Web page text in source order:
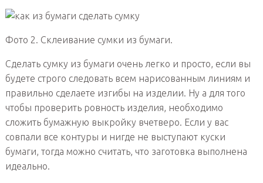
Фото 2. Склеивание сумки из бумаги.
Сделать сумку из бумаги очень легко и просто, если вы
будете строго следовать всем нарисованным линиям и
правильно сделаете изгибы на изделии. Ну а для того
чтобы проверить ровность изделия, необходимо
сложить бумажную выкройку вчетверо. Если у вас
совпали все контуры и нигде не выступают куски
бумаги, тогда можно считать, что заготовка выполнена
идеально.